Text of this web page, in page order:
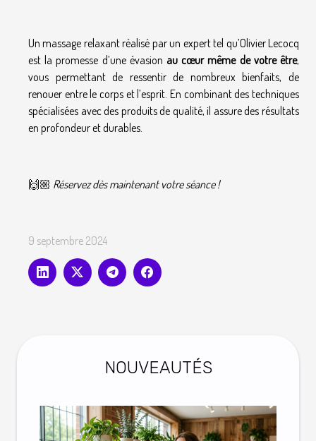
NOUVEAUTÉS
Un massage relaxant réalisé par un expert tel qu’Olivier Lecocq
est la promesse d’une évasion au cœur même de votre être,
vous permettant de ressentir de nombreux bienfaits, de
renouer entre le corps et l’esprit. En combinant des techniques
spécialisées avec des produits de qualité, il assure des résultats
en profondeur et durables.
🙌🏼 Réservez dès maintenant votre séance !
9 septembre 2024